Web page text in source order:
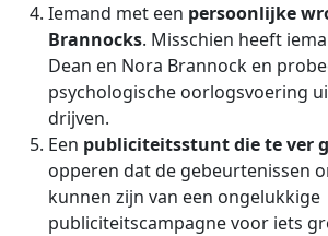
Iemand met een persoonlijke
Brannocks. Misschien heeft
Dean en Nora Brannock en
psychologische oorlogsvoering
drijven.
Een publiciteitsstunt die te ver
opperen dat de gebeurtenissen
kunnen zijn van een ongelukkige
publiciteitscampagne voor iets